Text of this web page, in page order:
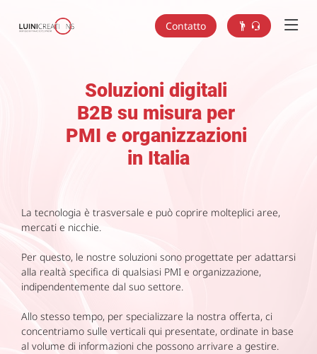
Contatto
Soluzioni digitali
B2B su misura per
PMI e organizzazioni
in Italia
La tecnologia è trasversale e può coprire molteplici aree,
mercati e nicchie.
Per questo, le nostre soluzioni sono progettate per adattarsi
alla realtà specifica di qualsiasi PMI e organizzazione,
indipendentemente dal suo settore.
Allo stesso tempo, per specializzare la nostra offerta, ci
concentriamo sulle verticali qui presentate, ordinate in base
al volume di informazioni che possono arrivare a gestire.